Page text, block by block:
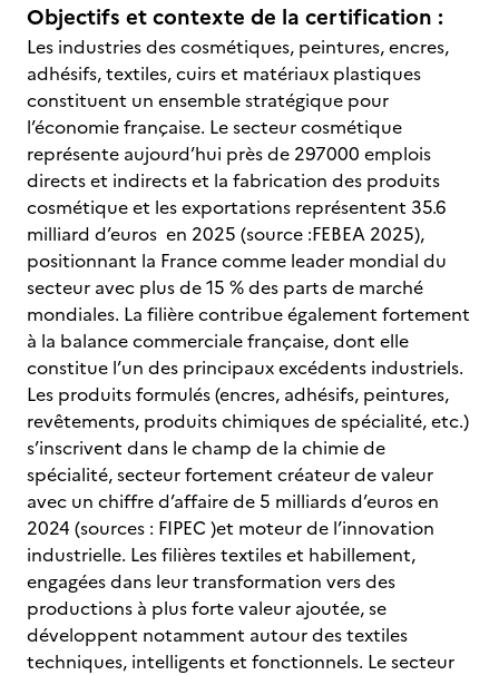
Objectifs et contexte de la certification :
Les industries des cosmétiques, peintures, encres,
adhésifs, textiles, cuirs et matériaux plastiques
constituent un ensemble stratégique pour
l’économie française. Le secteur cosmétique
représente aujourd’hui près de 297000 emplois
directs et indirects et la fabrication des produits
cosmétique et les exportations représentent 35.6
milliard d’euros en 2025 (source :FEBEA 2025),
positionnant la France comme leader mondial du
secteur avec plus de 15 % des parts de marché
mondiales. La filière contribue également fortement
à la balance commerciale française, dont elle
constitue l’un des principaux excédents industriels.
Les produits formulés (encres, adhésifs, peintures,
revêtements, produits chimiques de spécialité, etc.)
s’inscrivent dans le champ de la chimie de
spécialité, secteur fortement créateur de valeur
avec un chiffre d’affaire de 5 milliards d’euros en
2024 (sources : FIPEC )et moteur de l’innovation
industrielle. Les filières textiles et habillement,
engagées dans leur transformation vers des
productions à plus forte valeur ajoutée, se
développent notamment autour des textiles
techniques, intelligents et fonctionnels. Le secteur